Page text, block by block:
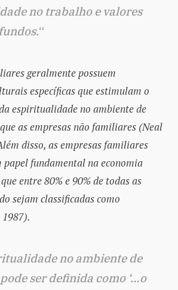
no trabalho e valores
“
geralmente possuem
específicas que estimulam o
espiritualidade no ambiente de
as empresas não familiares (Neal
disso, as empresas familiares
papel fundamental na economia
entre 80% e 90% de todas as
sejam classificadas como
no ambiente de
ser definida como ‘…o